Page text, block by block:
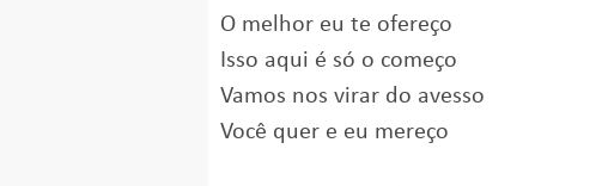
O melhor eu te ofereço
Isso aqui é só o começo
Vamos nos virar do avesso
Você quer e eu mereço